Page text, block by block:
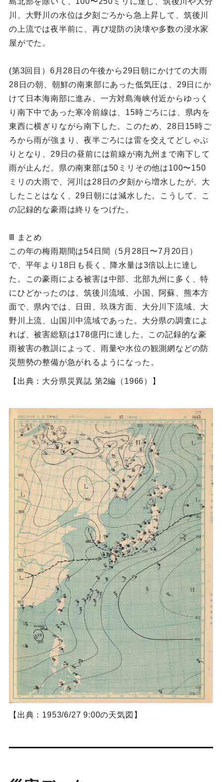
川、大野川の水位は夕刻ごろから急上昇して、筑後川
の上流では夜半前に、再び堤防の決壊や多数の浸水家
屋がでた。
(第3回目）6月28日の午後から29日朝にかけての大雨
28日の朝、朝鮮の南東部にあった低気圧は、29日にか
けて日本海南部に進み、一方対島海峡付近からゆっく
り南下中であった寒冷前線は、15時ごろには、県内を
東西に横ぎりながら南下した。このため、28日15時ご
ろから雨が強まり、夜半ごろには雷を交えてどしゃぶ
りとなり、29日の昼前には前線が南九州まで南下して
雨が止んだ。県の南東部は50ミリその他は100〜150
ミリの大雨で、河川は28日の夕刻から増水したが、大
したことはなく、29日朝には減水した。こうして、こ
の記録的な豪雨は終りをつげた。
Ⅲ まとめ
この年の梅雨期間は54日間（5月28日〜7月20日）
で、平年より18日も長く、降水量は3倍以上に達し
た。この豪雨による被害は中部、北部九州に多く、特
にひどかったのは、筑後川流域、小国、阿蘇、熊本方
面で、県内では、日田、玖珠方面、大分川下流域、大
野川上流、山国川中流域であった。大分県の調査によ
れば、被害総額は178億円に達した。この記録的な豪
雨被害の教訓によって、雨量や水位の観測網などの防
災態勢の整備が急がれるようになった。
【出典：大分県災異誌 第2編（1966）】
【出典：1953/6/27 9:00の天気図】